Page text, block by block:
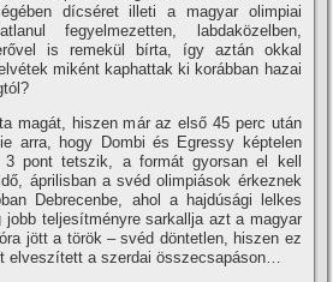
dí­cséret illeti a magyar olimpiai
fegyelmezetten, labdaközelben,
is remekül bí­rta, í­gy aztán okkal
miként kaphattak ki korábban hazai
magát, hiszen már az első 45 perc után
arra, hogy Dombi és Egressy képtelen
pont tetszik, a formát gyorsan el kell
áprilisban a svéd olimpiások érkeznek
Debrecenbe, ahol a hajdúsági lelkes
jobb teljesí­tményre sarkallja azt a magyar
jött a török – svéd döntetlen, hiszen ez
elveszí­tett a szerdai összecsapáson…